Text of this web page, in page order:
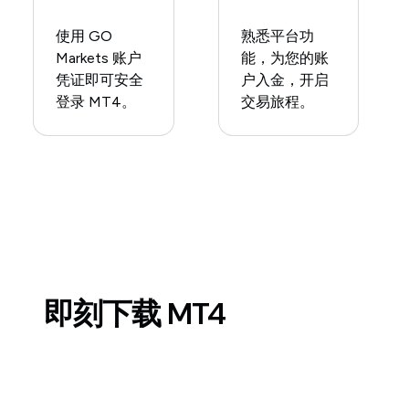
使用 GO
Markets 账户
凭证即可安全
登录 MT4。
熟悉平台功
能，为您的账
户入金，开启
交易旅程。
即刻下载 MT4